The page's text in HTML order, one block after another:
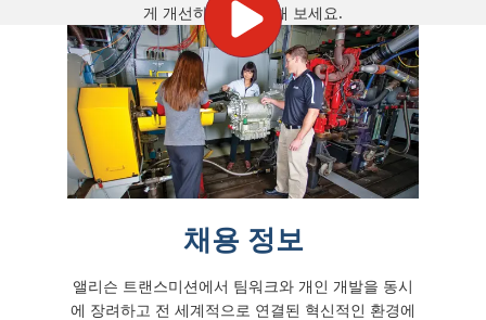
게 개선하는지 경험해 보세요.
채용 정보
앨리슨 트랜스미션에서 팀워크와 개인 개발을 동시
에 장려하고 전 세계적으로 연결된 혁신적인 환경에